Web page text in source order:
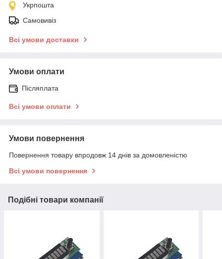
Укрпошта
Самовивіз
Всі умови доставки
Умови оплати
Післяплата
Всі умови оплати
Умови повернення
Повернення товару впродовж 14 днів за домовленістю
Всі умови повернення
Подібні товари компанії